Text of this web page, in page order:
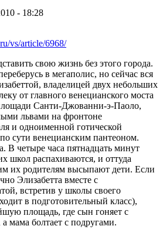
- 18:28
vs/article/6968/
свою жизнь без этого города.
в мегаполис, но сейчас вся
владелицей двух небольших
от главного венецианского моста
Санти-Джованни-э-Паоло,
львами на фронтоне
и одноименной готической
сути венецианским пантеоном.
В четыре часа пятнадцать минут
школ распахиваются, и оттуда
их родителям высыпают дети. Если
Элизабетта вместе с
встретив у школы своего
в подготовительный класс),
площадь, где сын гоняет с
мама болтает с подругами.